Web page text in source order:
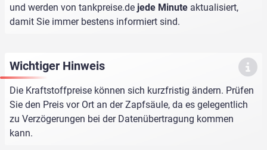
und werden von tankpreise.de jede Minute aktualisiert,
damit Sie immer bestens informiert sind.
Wichtiger Hinweis
Die Kraftstoffpreise können sich kurzfristig ändern. Prüfen
Sie den Preis vor Ort an der Zapfsäule, da es gelegentlich
zu Verzögerungen bei der Datenübertragung kommen
kann.